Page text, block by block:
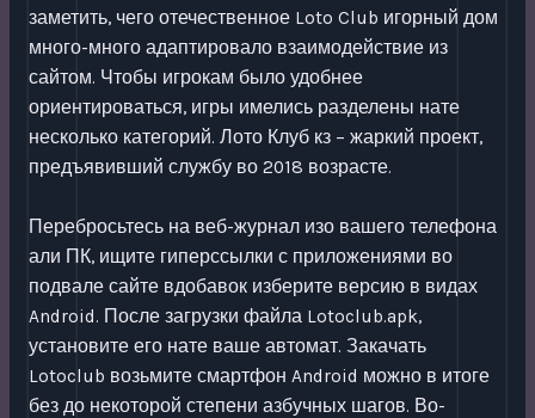
заметить, чего отечественное Loto Club игорный дом
много-много адаптировало взаимодействие из
сайтом. Чтобы игрокам было удобнее
ориентироваться, игры имелись разделены нате
несколько категорий. Лото Клуб кз – жаркий проект,
предъявивший службу во 2018 возрасте.
Перебросьтесь на веб-журнал изо вашего телефона
али ПК, ищите гиперссылки с приложениями во
подвале сайте вдобавок изберите версию в видах
Android. После загрузки файла Lotoclub.apk,
установите его нате ваше автомат. Закачать
Lotoclub возьмите смартфон Android можно в итоге
без до некоторой степени азбучных шагов. Во-